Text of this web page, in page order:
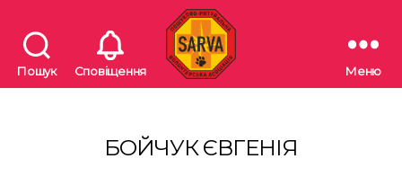
Пошук Сповіщення
"SARVA"
волонтерська
асоціація
Меню
БОЙЧУК ЄВГЕНІЯ